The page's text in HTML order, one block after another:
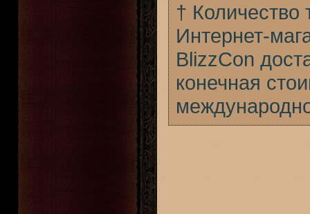
† Количество
Интернет-
BlizzCon
конечная